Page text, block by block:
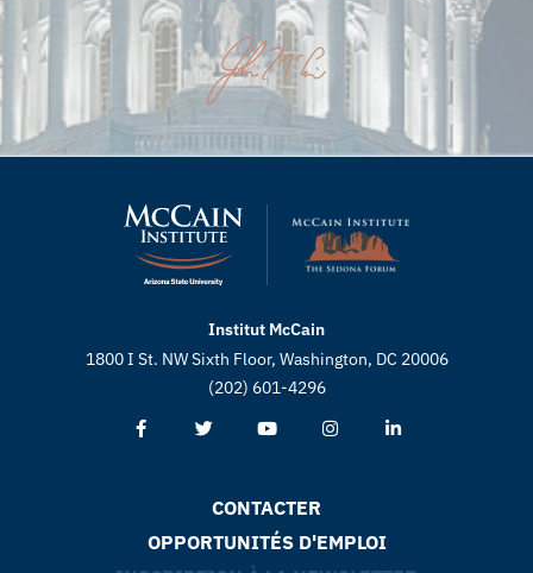
Institut McCain
1800 I St. NW Sixth Floor, Washington, DC 20006
(202) 601-4296
CONTACTER
OPPORTUNITÉS D'EMPLOI